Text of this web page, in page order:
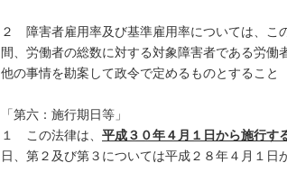
２ 障害者雇用率及び基準雇用率については、こ
間、労働者の総数に対する対象障害者である労
他の事情を勘案して政令で定めるものとすること
「第六：施行期日等」
１ この法律は、 平成３０年４月１日から施行す
日、第２及び第３については平成２８年４月１日